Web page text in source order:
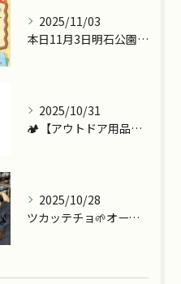
2025/11/03
本日11月3日明石公園で『ツカッテチョ』&『モッテコリン』で...
2025/10/31
🏕️【アウトドア用品、今こそ見直しませんか？】
2025/10/28
ツカッテチョ🌱オープンまであと少し💪